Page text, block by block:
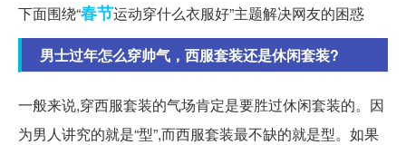
下面围绕“春节运动穿什么衣服好”主题解决网友的困惑
男士过年怎么穿帅气，西服套装还是休闲套装?
一般来说,穿西服套装的气场肯定是要胜过休闲套装的。因
为男人讲究的就是“型”,而西服套装最不缺的就是型。如果